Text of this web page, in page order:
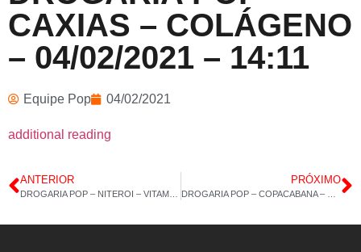
CAXIAS – COLÁGENO
– 04/02/2021 – 14:11
Equipe Pop 04/02/2021
additional reading
ANTERIOR PRÓXIMO